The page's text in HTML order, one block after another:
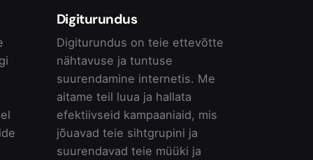
Digiturundus
Digiturundus on teie ettevõtte
nähtavuse ja tuntuse
suurendamine internetis. Me
aitame teil luua ja hallata
efektiivseid kampaaniaid, mis
jõuavad teie sihtgrupini ja
suurendavad teie müüki ja